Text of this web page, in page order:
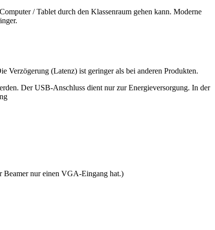
/ Tablet durch den Klassenraum gehen kann. Moderne
Verzögerung (Latenz) ist geringer als bei anderen Produkten.
Der USB-Anschluss dient nur zur Energieversorgung. In der
Beamer nur einen VGA-Eingang hat.)